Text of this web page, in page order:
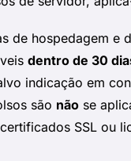
de hospedagem e
dentro de 30
indicação em
são não se
SSL ou